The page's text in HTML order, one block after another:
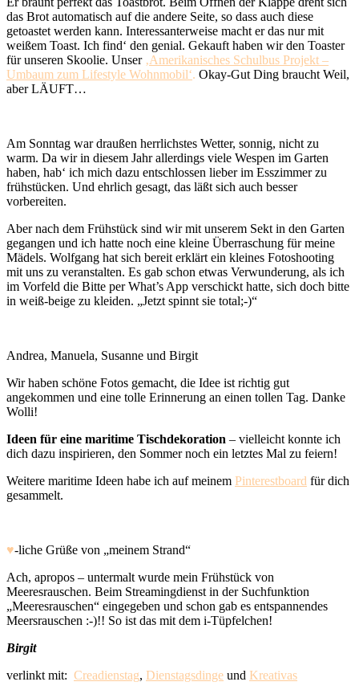
das Brot automatisch auf die andere Seite, so dass auch diese
getoastet werden kann. Interessanterweise macht er das nur mit
weißem Toast. Ich find‘ den genial. Gekauft haben wir den Toaster
für unseren Skoolie. Unser ‚Amerikanisches Schulbus Projekt –
Umbaum zum Lifestyle Wohnmobil‘. Okay-Gut Ding braucht Weil,
aber LÄUFT…
Am Sonntag war draußen herrlichstes Wetter, sonnig, nicht zu
warm. Da wir in diesem Jahr allerdings viele Wespen im Garten
haben, hab‘ ich mich dazu entschlossen lieber im Esszimmer zu
frühstücken. Und ehrlich gesagt, das läßt sich auch besser
vorbereiten.
Aber nach dem Frühstück sind wir mit unserem Sekt in den Garten
gegangen und ich hatte noch eine kleine Überraschung für meine
Mädels. Wolfgang hat sich bereit erklärt ein kleines Fotoshooting
mit uns zu veranstalten. Es gab schon etwas Verwunderung, als ich
im Vorfeld die Bitte per What’s App verschickt hatte, sich doch bitte
in weiß-beige zu kleiden. „Jetzt spinnt sie total;-)“
Andrea, Manuela, Susanne und Birgit
Wir haben schöne Fotos gemacht, die Idee ist richtig gut
angekommen und eine tolle Erinnerung an einen tollen Tag. Danke
Wolli!
Ideen für eine maritime Tischdekoration – vielleicht konnte ich
dich dazu inspirieren, den Sommer noch ein letztes Mal zu feiern!
Weitere maritime Ideen habe ich auf meinem Pinterestboard für dich
gesammelt.
♥-liche Grüße von „meinem Strand“
Ach, apropos – untermalt wurde mein Frühstück von
Meeresrauschen. Beim Streamingdienst in der Suchfunktion
„Meeresrauschen“ eingegeben und schon gab es entspannendes
Meersrauschen :-)!! So ist das mit dem i-Tüpfelchen!
Birgit
verlinkt mit: Creadienstag, Dienstagsdinge und Kreativas